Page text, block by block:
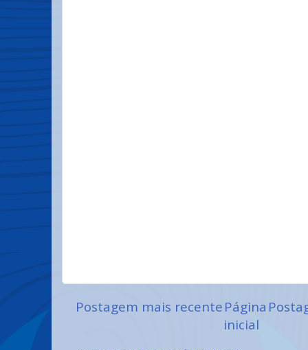
Postagem mais recentePágina
inicial